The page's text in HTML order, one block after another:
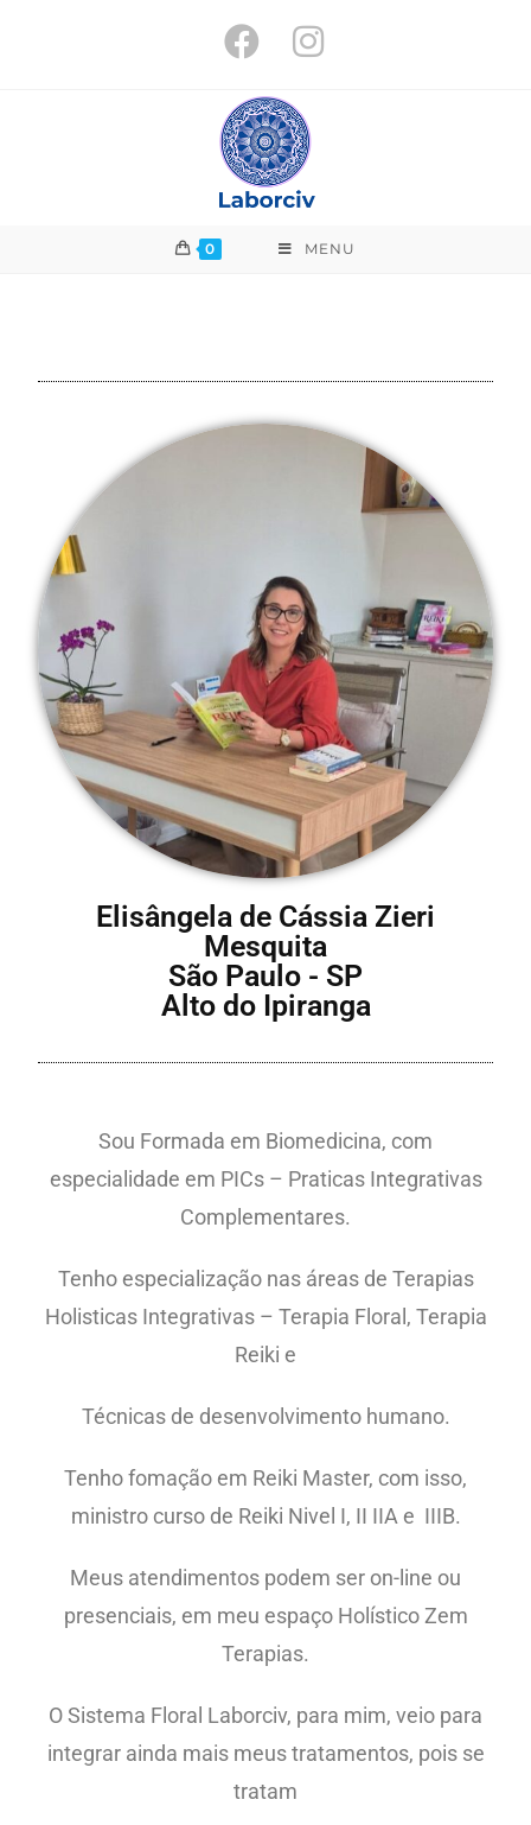
0 MENU
Elisângela de Cássia Zieri
Mesquita
São Paulo - SP
Alto do Ipiranga
Sou Formada em Biomedicina, com
especialidade em PICs – Praticas Integrativas
Complementares.
Tenho especialização nas áreas de Terapias
Holisticas Integrativas – Terapia Floral, Terapia
Reiki e
Técnicas de desenvolvimento humano.
Tenho fomação em Reiki Master, com isso,
ministro curso de Reiki Nivel I, II IIA e IIIB.
Meus atendimentos podem ser on-line ou
presenciais, em meu espaço Holístico Zem
Terapias.
O Sistema Floral Laborciv, para mim, veio para
integrar ainda mais meus tratamentos, pois se
tratam